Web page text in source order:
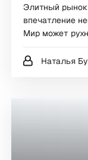
Элитный
впечатление
Мир может
самом деле,
Наталья